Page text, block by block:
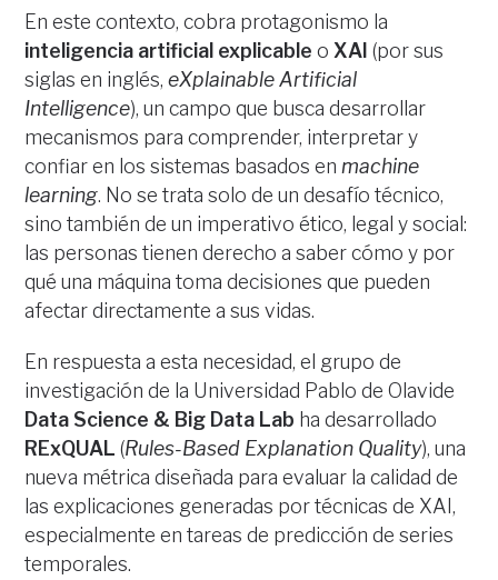
En este contexto, cobra protagonismo la
inteligencia artificial explicable o XAI (por sus
siglas en inglés,eXplainable Artificial
Intelligence), un campo que busca desarrollar
mecanismos para comprender, interpretar y
confiar en los sistemas basados enmachine
learning. No se trata solo de un desafío técnico,
sino también de un imperativo ético, legal y social:
las personas tienen derecho a saber cómo y por
qué una máquina toma decisiones que pueden
afectar directamente a sus vidas.
En respuesta a esta necesidad, el grupo de
investigación de la Universidad Pablo de Olavide
Data Science & Big Data Lab ha desarrollado
RExQUAL (Rules-Based Explanation Quality), una
nueva métrica diseñada para evaluar la calidad de
las explicaciones generadas por técnicas de XAI,
especialmente en tareas de predicción de series
temporales.